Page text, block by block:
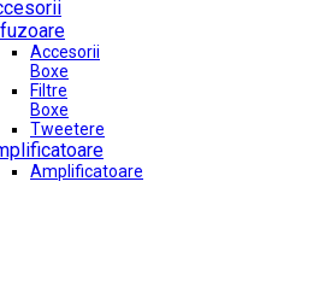
Accesorii
Boxe
Filtre
Boxe
Tweetere
Amplificatoare